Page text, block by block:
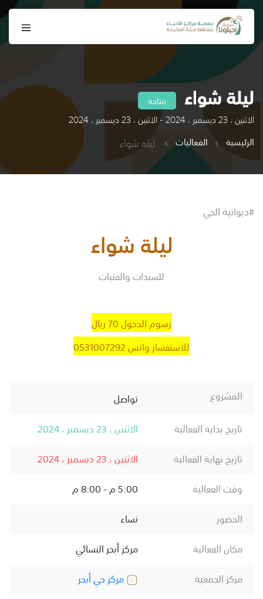
ليلة شواء متاحة
الاثنين ، 23 ديسمبر ، 2024 - الاثنين ، 23 ديسمبر ، 2024
الرئيسية
الفعاليات ليلة شواء
#ديوانية الحي
ليلة شواء
للسيدات والفتيات
رسوم الدخول 70 ريال
للاستفسار واتس 0531007292
المشروع
تواصل
تاريخ بداية الفعالية
الاثنين ، 23 ديسمبر ، 2024
تاريخ نهاية الفعالية
الاثنين ، 23 ديسمبر ، 2024
وقت الفعالية
5:00 م - 8:00 م
الحضور
نساء
مكان الفعالية
مركز أبحر النسائي
مركز الجمعية
مركز حي أبحر